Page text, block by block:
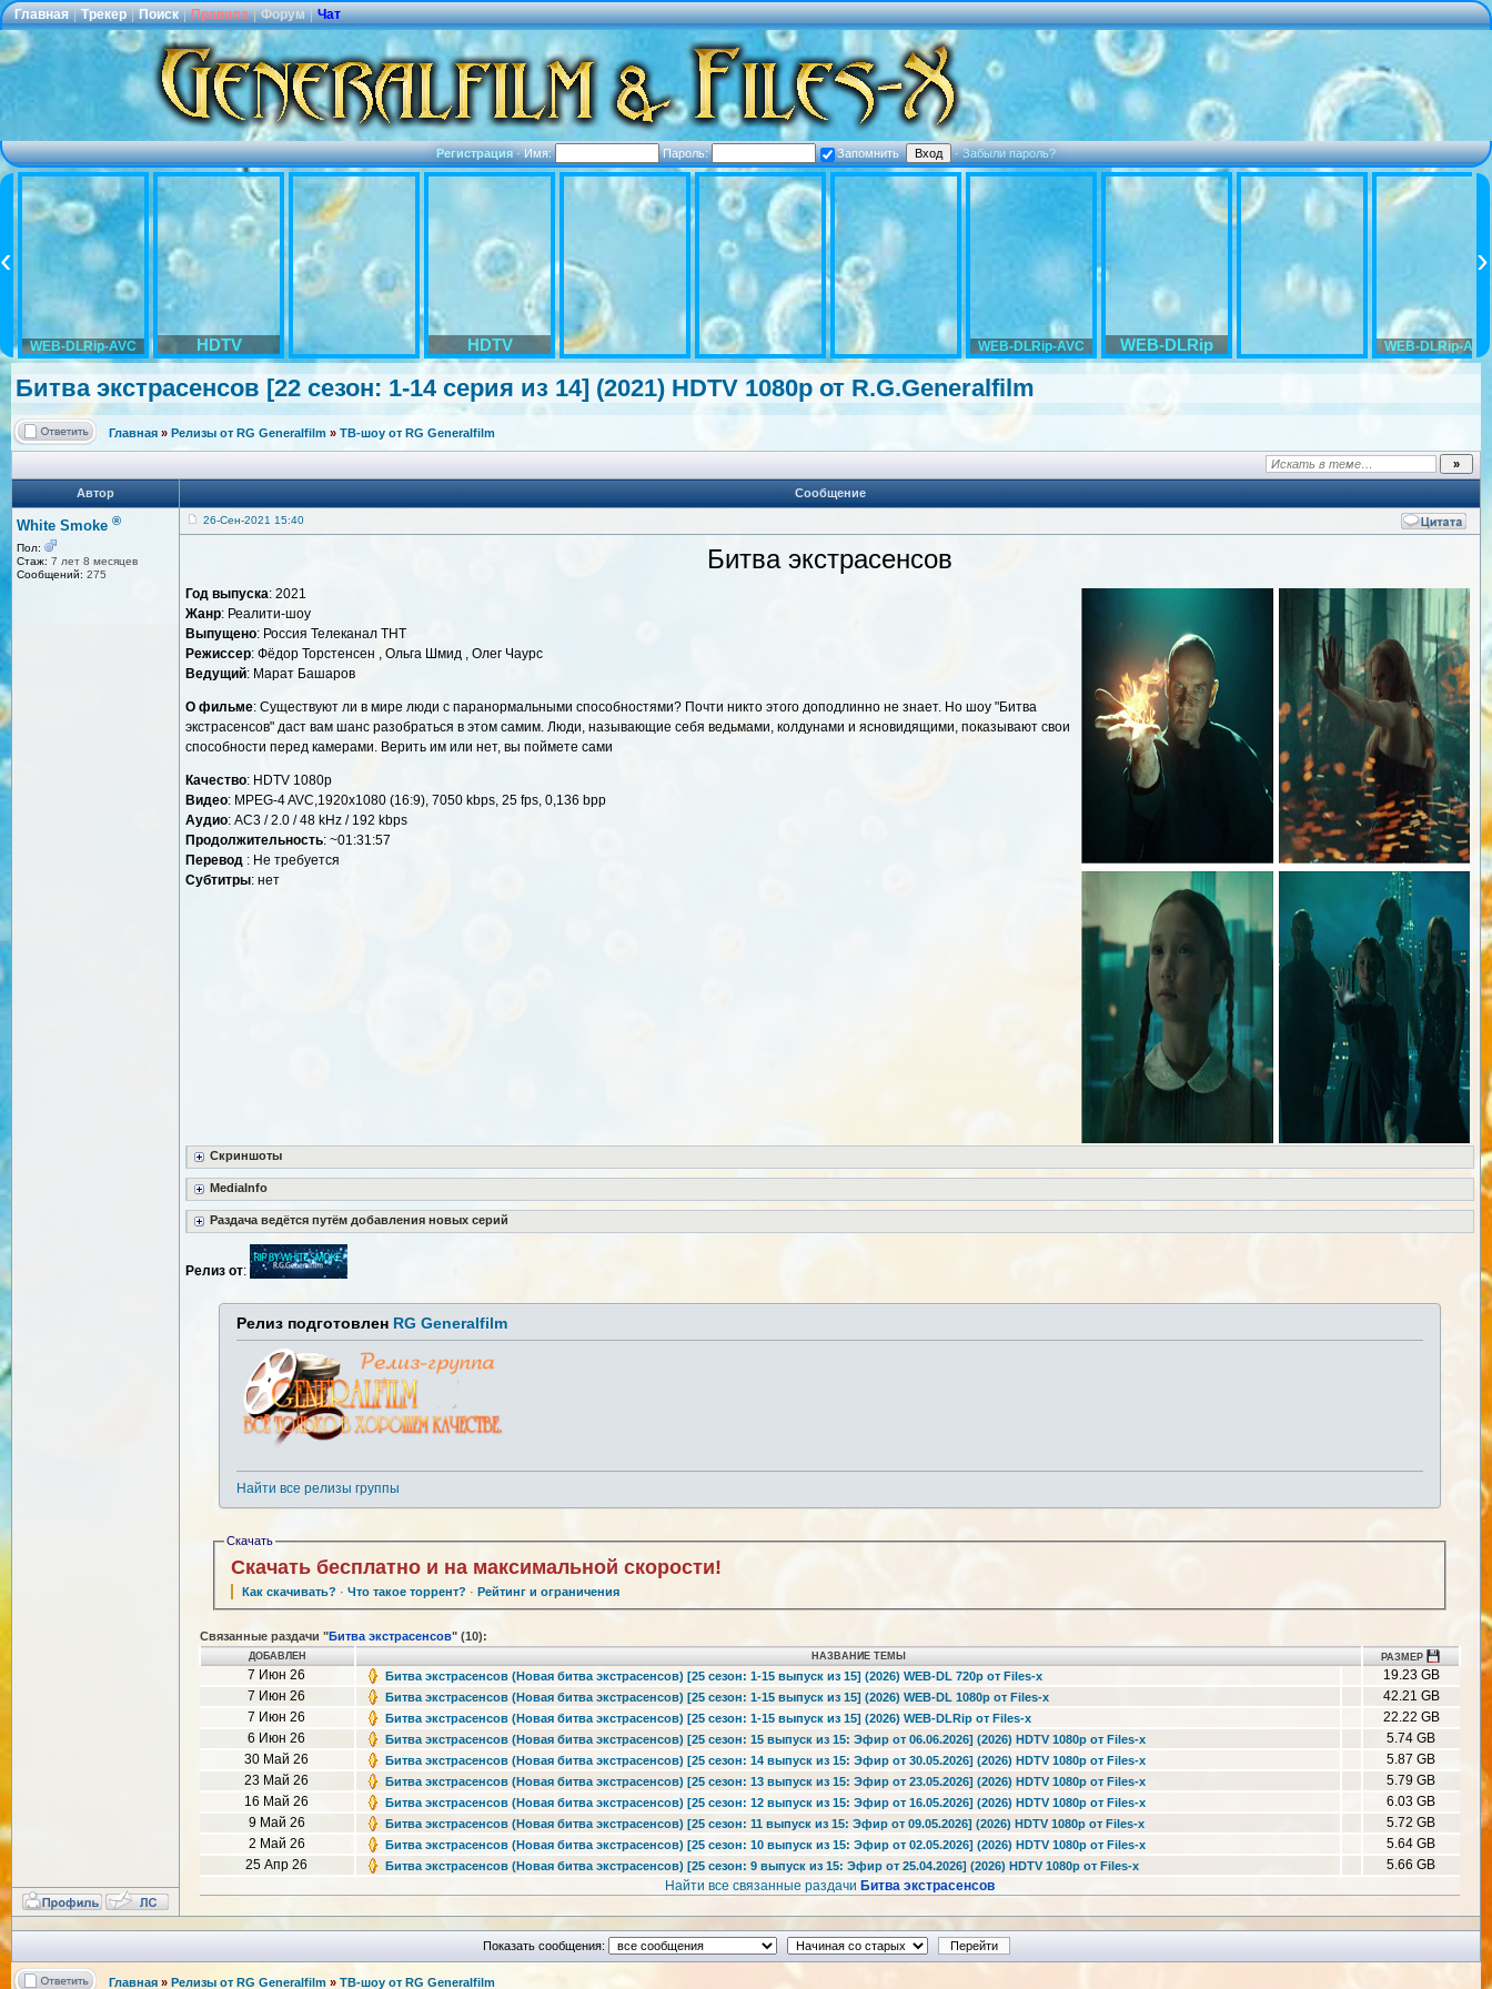
Главная | Трекер | Поиск | Правила | Форум | Чат
Регистрация·Имя: Пароль: Запомнить ·Забыли пароль?
WEB-DLRip-AVC HDTV HDTV WEB-DLRip-AVC WEB-DLRip WEB-DLRip-AVC
Битва экстрасенсов [22 сезон: 1-14 серия из 14] (2021) HDTV 1080p от R.G.Generalfilm
Главная » Релизы от RG Generalfilm » ТВ-шоу от RG Generalfilm
Автор Сообщение
White Smoke ®
Пол:
Стаж: 7 лет 8 месяцев
Сообщений: 275
26-Сен-2021 15:40
Битва экстрасенсов
Год выпуска: 2021
Жанр: Реалити-шоу
Выпущено: Россия Телеканал ТНТ
Режиссер: Фёдор Торстенсен , Ольга Шмид , Олег Чаурс
Ведущий: Марат Башаров
О фильме: Существуют ли в мире люди с паранормальными способностями? Почти никто этого доподлинно не знает. Но шоу "Битва
экстрасенсов" даст вам шанс разобраться в этом самим. Люди, называющие себя ведьмами, колдунами и ясновидящими, показывают свои
способности перед камерами. Верить им или нет, вы поймете сами
Качество: HDTV 1080p
Видео: MPEG-4 AVC,1920x1080 (16:9), 7050 kbps, 25 fps, 0,136 bpp
Аудио: AC3 / 2.0 / 48 kHz / 192 kbps
Продолжительность: ~01:31:57
Перевод : Не требуется
Cубтитры: нет
Скриншоты
MediaInfo
Раздача ведётся путём добавления новых серий
Релиз от:
Релиз подготовлен RG Generalfilm
Найти все релизы группы
Скачать
Скачать бесплатно и на максимальной скорости!
Как скачивать? ·Что такое торрент? · Рейтинг и ограничения
Связанные раздачи "Битва экстрасенсов" (10):
ДОБАВЛЕН НАЗВАНИЕ ТЕМЫ РАЗМЕР
7 Июн 26 Битва экстрасенсов (Новая битва экстрасенсов) [25 сезон: 1-15 выпуск из 15] (2026) WEB-DL 720p от Files-x
19.23 GB
7 Июн 26
Битва экстрасенсов (Новая битва экстрасенсов) [25 сезон: 1-15 выпуск из 15] (2026) WEB-DL 1080p от Files-x
42.21 GB
7 Июн 26
Битва экстрасенсов (Новая битва экстрасенсов) [25 сезон: 1-15 выпуск из 15] (2026) WEB-DLRip от Files-x
22.22 GB
6 Июн 26
Битва экстрасенсов (Новая битва экстрасенсов) [25 сезон: 15 выпуск из 15: Эфир от 06.06.2026] (2026) HDTV 1080р от Files-x
5.74 GB
30 Май 26
Битва экстрасенсов (Новая битва экстрасенсов) [25 сезон: 14 выпуск из 15: Эфир от 30.05.2026] (2026) HDTV 1080р от Files-x
5.87 GB
23 Май 26
Битва экстрасенсов (Новая битва экстрасенсов) [25 сезон: 13 выпуск из 15: Эфир от 23.05.2026] (2026) HDTV 1080р от Files-x
5.79 GB
16 Май 26
Битва экстрасенсов (Новая битва экстрасенсов) [25 сезон: 12 выпуск из 15: Эфир от 16.05.2026] (2026) HDTV 1080р от Files-x
6.03 GB
9 Май 26
Битва экстрасенсов (Новая битва экстрасенсов) [25 сезон: 11 выпуск из 15: Эфир от 09.05.2026] (2026) HDTV 1080р от Files-x
5.72 GB
2 Май 26
Битва экстрасенсов (Новая битва экстрасенсов) [25 сезон: 10 выпуск из 15: Эфир от 02.05.2026] (2026) HDTV 1080р от Files-x
5.64 GB
25 Апр 26
Битва экстрасенсов (Новая битва экстрасенсов) [25 сезон: 9 выпуск из 15: Эфир от 25.04.2026] (2026) HDTV 1080р от Files-x
5.66 GB
Найти все связанные раздачи Битва экстрасенсов
Показать сообщения:
Главная » Релизы от RG Generalfilm » ТВ-шоу от RG Generalfilm